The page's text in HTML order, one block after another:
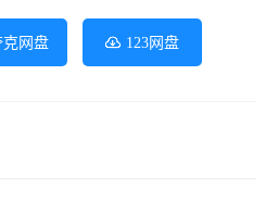
克网盘 123网盘